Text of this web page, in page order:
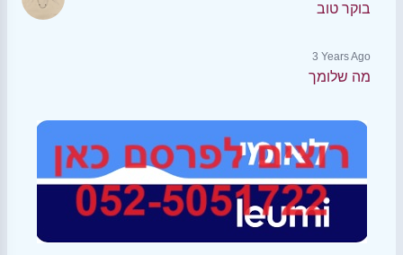
בוקר טוב
3 Years Ago
מה שלומך